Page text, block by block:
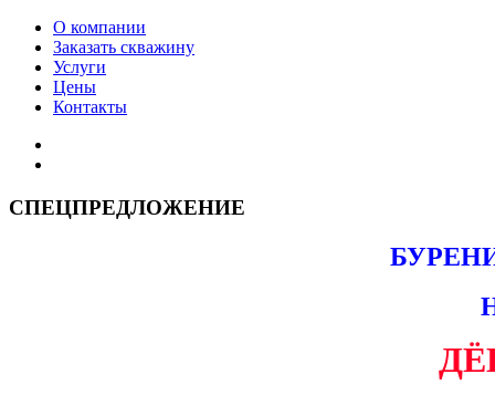
О компании
Заказать скважину
Услуги
Цены
Контакты
СПЕЦПРЕДЛОЖЕНИЕ